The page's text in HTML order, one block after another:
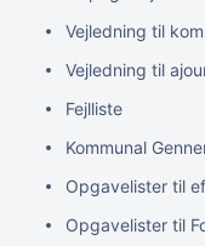
Vejledning til
Vejledning til
Fejlliste
Kommunal
Opgavelister til
Opgavelister til